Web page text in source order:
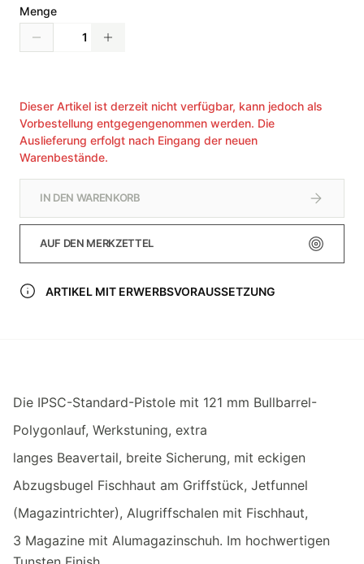
Menge
Dieser Artikel ist derzeit nicht verfügbar, kann jedoch als
Vorbestellung entgegengenommen werden. Die
Auslieferung erfolgt nach Eingang der neuen
Warenbestände.
IN DEN WARENKORB
AUF DEN MERKZETTEL
ARTIKEL MIT ERWERBSVORAUSSETZUNG
Die IPSC-Standard-Pistole mit 121 mm Bullbarrel-
Polygonlauf, Werkstuning, extra
langes Beavertail, breite Sicherung, mit eckigen
Abzugsbugel Fischhaut am Griffstück, Jetfunnel
(Magazintrichter), Alugriffschalen mit Fischhaut,
3 Magazine mit Alumagazinschuh. Im hochwertigen